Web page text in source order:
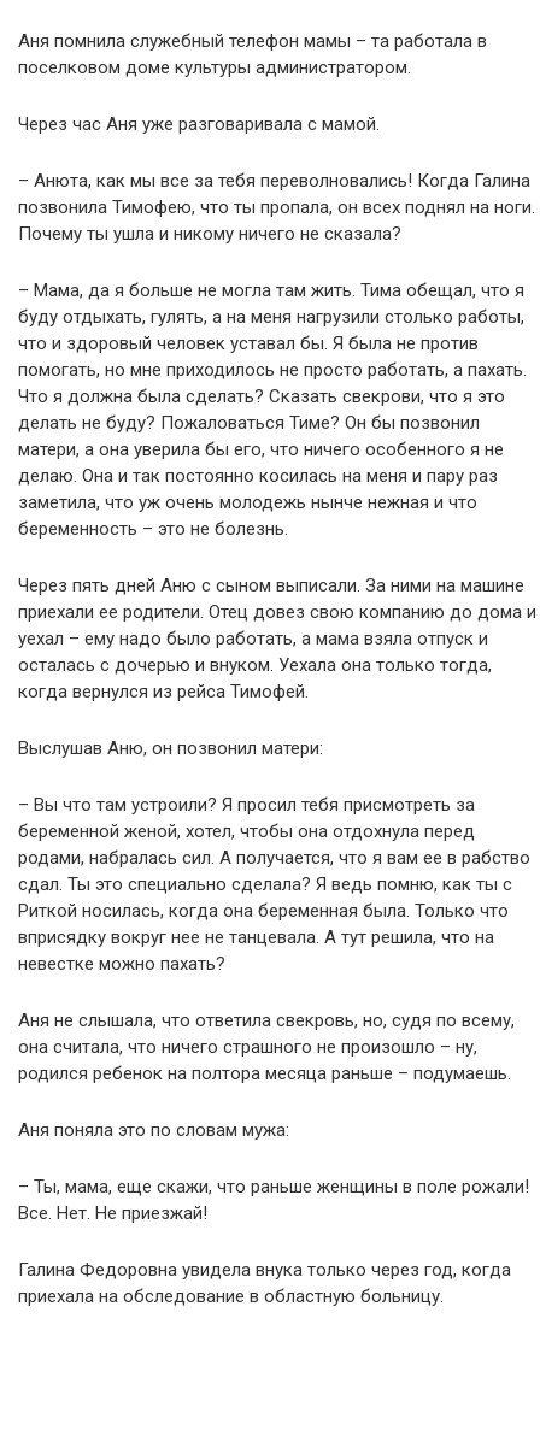
Аня помнила служебный телефон мамы – та работала в
поселковом доме культуры администратором.
Через час Аня уже разговаривала с мамой.
– Анюта, как мы все за тебя переволновались! Когда Галина
позвонила Тимофею, что ты пропала, он всех поднял на ноги.
Почему ты ушла и никому ничего не сказала?
– Мама, да я больше не могла там жить. Тима обещал, что я
буду отдыхать, гулять, а на меня нагрузили столько работы,
что и здоровый человек уставал бы. Я была не против
помогать, но мне приходилось не просто работать, а пахать.
Что я должна была сделать? Сказать свекрови, что я это
делать не буду? Пожаловаться Тиме? Он бы позвонил
матери, а она уверила бы его, что ничего особенного я не
делаю. Она и так постоянно косилась на меня и пару раз
заметила, что уж очень молодежь нынче нежная и что
беременность – это не болезнь.
Через пять дней Аню с сыном выписали. За ними на машине
приехали ее родители. Отец довез свою компанию до дома и
уехал – ему надо было работать, а мама взяла отпуск и
осталась с дочерью и внуком. Уехала она только тогда,
когда вернулся из рейса Тимофей.
Выслушав Аню, он позвонил матери:
– Вы что там устроили? Я просил тебя присмотреть за
беременной женой, хотел, чтобы она отдохнула перед
родами, набралась сил. А получается, что я вам ее в рабство
сдал. Ты это специально сделала? Я ведь помню, как ты с
Риткой носилась, когда она беременная была. Только что
вприсядку вокруг нее не танцевала. А тут решила, что на
невестке можно пахать?
Аня не слышала, что ответила свекровь, но, судя по всему,
она считала, что ничего страшного не произошло – ну,
родился ребенок на полтора месяца раньше – подумаешь.
Аня поняла это по словам мужа:
– Ты, мама, еще скажи, что раньше женщины в поле рожали!
Все. Нет. Не приезжай!
Галина Федоровна увидела внука только через год, когда
приехала на обследование в областную больницу.